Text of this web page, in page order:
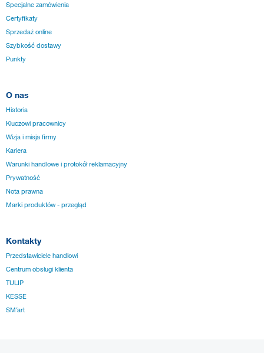
Specjalne zamówienia
Certyfikaty
Sprzedaż online
Szybkość dostawy
Punkty
O nas
Historia
Kluczowi pracownicy
Wizja i misja firmy
Kariera
Warunki handlowe i protokół reklamacyjny
Prywatność
Nota prawna
Marki produktów - przegląd
Kontakty
Przedstawiciele handlowi
Centrum obsługi klienta
TULIP
KESSE
SM´art